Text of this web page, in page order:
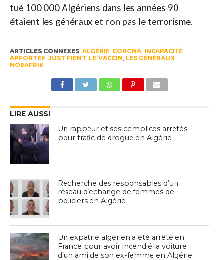
tué 100 000 Algériens dans les années 90
étaient les généraux et non pas le terrorisme.
ARTICLES CONNEXES ALGÉRIE, CORONA, INCAPACITÉ
APPORTER JUSTIFIENT LE VACCIN LES GÉNÉRAUX,
NORAFRIK
LIRE AUSSI
Un rappeur et ses complices arrêtés
pour trafic de drogue en Algérie
Recherche des responsables d’un
réseau d’échange de femmes de
policiers en Algérie
Un expatrié algérien a été arrêté en
France pour avoir incendié la voiture
d’un ami de son ex-femme en Algérie